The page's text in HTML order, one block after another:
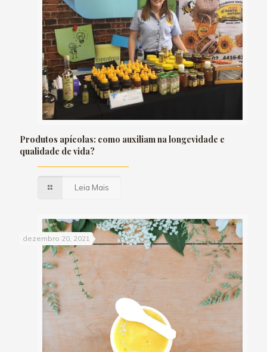
Produtos apícolas: como auxiliam na longevidade e
qualidade de vida?
Leia Mais
dezembro 20, 2021